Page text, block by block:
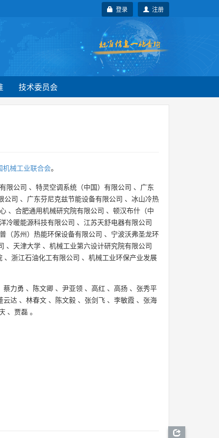
注册
登录
技术委员会
机械工业联合会。
限公司 、 特灵空调系统（中国）有限公司 、 广东
公司 、 广东芬尼克兹节能设备有限公司 、 冰山冷热
、 合肥通用机械研究院有限公司 、 顿汉布什（中
冷暖能源科技有限公司 、 江苏天舒电器有限公司
（苏州）热能环保设备有限公司 、 宁波沃弗圣龙环
、 天津大学 、 机械工业第六设计研究院有限公司
、 浙江石油化工有限公司 、 机械工业环保产业发展
蔡力勇 、 陈文卿 、 尹亚领 、 高红 、 高扬 、 张秀平
云达 、 林春文 、 陈文毅 、 张剑飞 、 李敏霞 、 张海
、 贾磊 。